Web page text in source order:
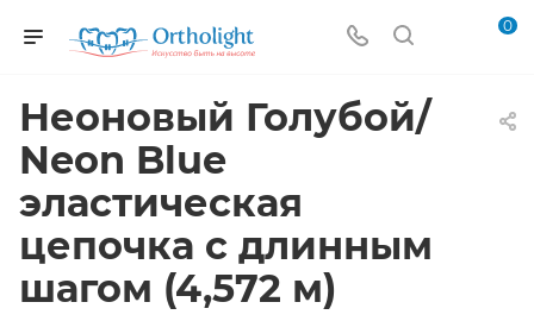
0
Неоновый Голубой/
Neon Blue
эластическая
цепочка с длинным
шагом (4,572 м)